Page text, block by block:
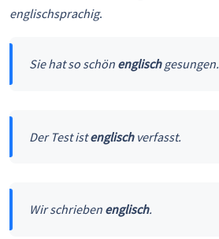
englischsprachig.
Sie hat so schön englischgesungen.
Der Test istenglischverfasst.
Wir schrieben englisch.